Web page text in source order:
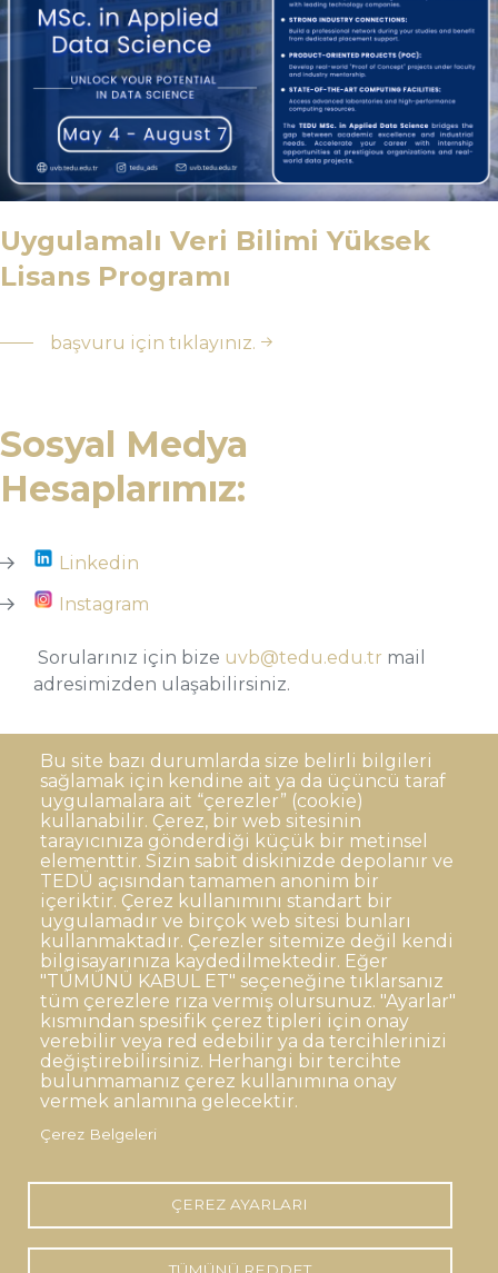
Uygulamalı Veri Bilimi Yüksek
Lisans Programı
başvuru için tıklayınız.
Sosyal Medya
Hesaplarımız:
Linkedin
Instagram
Sorularınız için bize uvb@tedu.edu.tr mail
adresimizden ulaşabilirsiniz.
Bu site bazı durumlarda size belirli bilgileri
sağlamak için kendine ait ya da üçüncü taraf
uygulamalara ait “çerezler” (cookie)
kullanabilir. Çerez, bir web sitesinin
tarayıcınıza gönderdiği küçük bir metinsel
elementtir. Sizin sabit diskinizde depolanır ve
TEDÜ açısından tamamen anonim bir
içeriktir. Çerez kullanımını standart bir
uygulamadır ve birçok web sitesi bunları
kullanmaktadır. Çerezler sitemize değil kendi
bilgisayarınıza kaydedilmektedir. Eğer
"TÜMÜNÜ KABUL ET" seçeneğine tıklarsanız
tüm çerezlere rıza vermiş olursunuz. "Ayarlar"
kısmından spesifik çerez tipleri için onay
verebilir veya red edebilir ya da tercihlerinizi
değiştirebilirsiniz. Herhangi bir tercihte
bulunmamanız çerez kullanımına onay
vermek anlamına gelecektir.
Çerez Belgeleri
ÇEREZ AYARLARI
Dipnot
Sıkça Sorulan Sorular
Kişisel Verilerin Korunması
Gizlilik Politikası
Sorumluluk Reddi
Açık Rıza
Kurumsal Kimlik
© TED Üniversitesi. Ziya Gökalp Caddesi No:48 06420, Kolej
Çankaya ANKARA
TED
Üniversitesi
Twitter
sayfası
TED
Üniversitesi
YouTube
kanalı
TED
Üniversitesi
Facebook
sayfası
TED
Üniversitesi
Instagram
sayfası
TED
Üniversitesi
LinkedIn
sayfası
WhatsApp
ile
iletişime
geç